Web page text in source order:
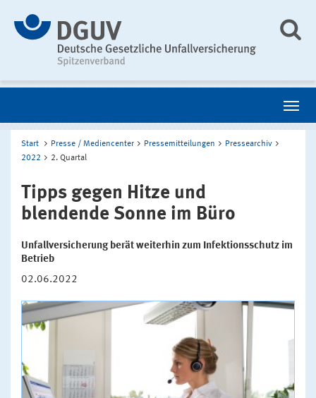
Start Presse / Mediencenter Pressemitteilungen
Pressearchiv
2022
2. Quartal
Tipps gegen Hitze und
blendende Sonne im Büro
Unfallversicherung berät weiterhin zum Infektionsschutz im
Betrieb
02.06.2022